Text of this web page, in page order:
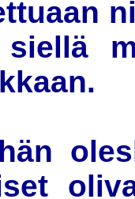
siellä